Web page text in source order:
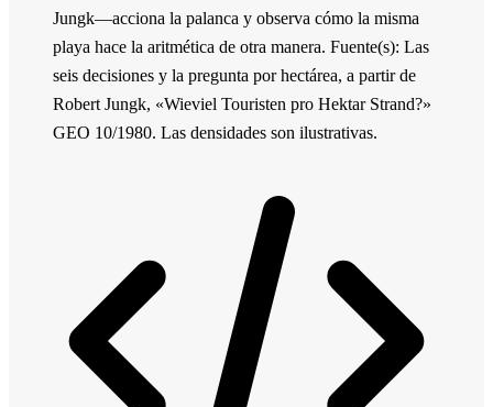
Jungk—acciona la palanca y observa cómo la misma
playa hace la aritmética de otra manera. Fuente(s): Las
seis decisiones y la pregunta por hectárea, a partir de
Robert Jungk, «Wieviel Touristen pro Hektar Strand?»
GEO 10/1980. Las densidades son ilustrativas.